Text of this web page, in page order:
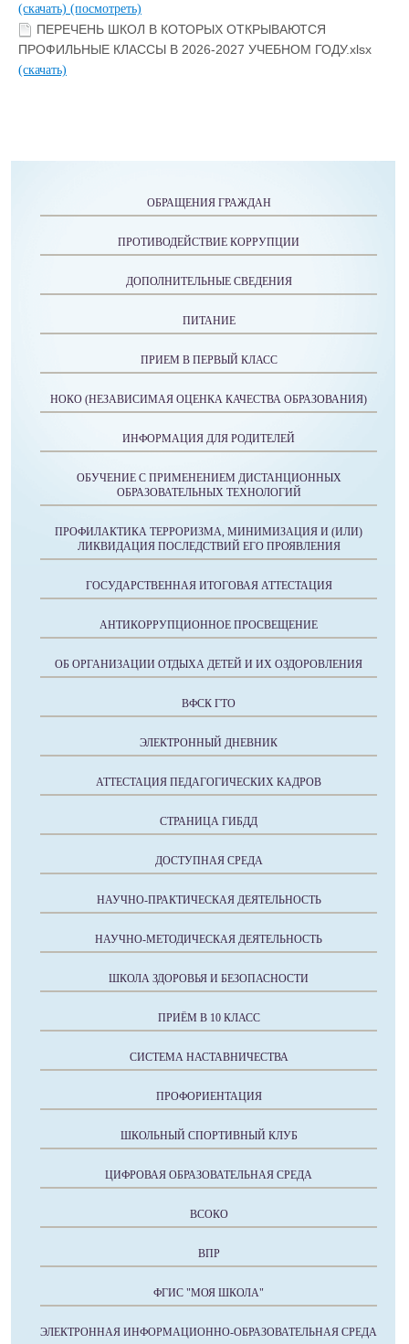
(скачать) (посмотреть)
ПЕРЕЧЕНЬ ШКОЛ В КОТОРЫХ ОТКРЫВАЮТСЯ
ПРОФИЛЬНЫЕ КЛАССЫ В 2026-2027 УЧЕБНОМ ГОДУ.xlsx
(скачать)
ОБРАЩЕНИЯ ГРАЖДАН
ПРОТИВОДЕЙСТВИЕ КОРРУПЦИИ
ДОПОЛНИТЕЛЬНЫЕ СВЕДЕНИЯ
ПИТАНИЕ
ПРИЕМ В ПЕРВЫЙ КЛАСС
НОКО (НЕЗАВИСИМАЯ ОЦЕНКА КАЧЕСТВА ОБРАЗОВАНИЯ)
ИНФОРМАЦИЯ ДЛЯ РОДИТЕЛЕЙ
ОБУЧЕНИЕ С ПРИМЕНЕНИЕМ ДИСТАНЦИОННЫХ
ОБРАЗОВАТЕЛЬНЫХ ТЕХНОЛОГИЙ
ПРОФИЛАКТИКА ТЕРРОРИЗМА, МИНИМИЗАЦИЯ И (ИЛИ)
ЛИКВИДАЦИЯ ПОСЛЕДСТВИЙ ЕГО ПРОЯВЛЕНИЯ
ГОСУДАРСТВЕННАЯ ИТОГОВАЯ АТТЕСТАЦИЯ
АНТИКОРРУПЦИОННОЕ ПРОСВЕЩЕНИЕ
ОБ ОРГАНИЗАЦИИ ОТДЫХА ДЕТЕЙ И ИХ ОЗДОРОВЛЕНИЯ
ВФСК ГТО
ЭЛЕКТРОННЫЙ ДНЕВНИК
АТТЕСТАЦИЯ ПЕДАГОГИЧЕСКИХ КАДРОВ
СТРАНИЦА ГИБДД
ДОСТУПНАЯ СРЕДА
НАУЧНО-ПРАКТИЧЕСКАЯ ДЕЯТЕЛЬНОСТЬ
НАУЧНО-МЕТОДИЧЕСКАЯ ДЕЯТЕЛЬНОСТЬ
ШКОЛА ЗДОРОВЬЯ И БЕЗОПАСНОСТИ
ПРИЁМ В 10 КЛАСС
СИСТЕМА НАСТАВНИЧЕСТВА
ПРОФОРИЕНТАЦИЯ
ШКОЛЬНЫЙ СПОРТИВНЫЙ КЛУБ
ЦИФРОВАЯ ОБРАЗОВАТЕЛЬНАЯ СРЕДА
ВСОКО
ВПР
ФГИС "МОЯ ШКОЛА"
ЭЛЕКТРОННАЯ ИНФОРМАЦИОННО-ОБРАЗОВАТЕЛЬНАЯ СРЕДА